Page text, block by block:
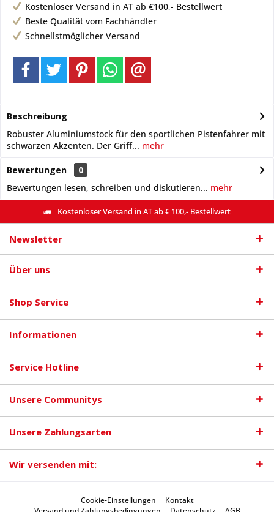
Kostenloser Versand in AT ab €100,- Bestellwert
Beste Qualität vom Fachhändler
Schnellstmöglicher Versand
Beschreibung
Robuster Aluminiumstock für den sportlichen Pistenfahrer mit
schwarzen Akzenten. Der Griff... mehr
Bewertungen
0
Bewertungen lesen, schreiben und diskutieren... mehr
Kostenloser Versand in AT ab € 100,- Bestellwert
Newsletter
Über uns
Shop Service
Informationen
Service Hotline
Unsere Communitys
Unsere Zahlungsarten
Wir versenden mit:
Cookie-Einstellungen
Kontakt